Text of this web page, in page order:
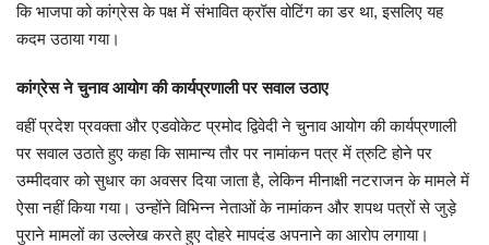
कि भाजपा को कांग्रेस के पक्ष में संभावित क्रॉस वोटिंग का डर था, इसलिए यह
कदम उठाया गया।
कांग्रेस ने चुनाव आयोग की कार्यप्रणाली पर सवाल उठाए
वहीं प्रदेश प्रवक्ता और एडवोकेट प्रमोद द्विवेदी ने चुनाव आयोग की कार्यप्रणाली
पर सवाल उठाते हुए कहा कि सामान्य तौर पर नामांकन पत्र में त्रुटि होने पर
उम्मीदवार को सुधार का अवसर दिया जाता है, लेकिन मीनाक्षी नटराजन के मामले में
ऐसा नहीं किया गया। उन्होंने विभिन्न नेताओं के नामांकन और शपथ पत्रों से जुड़े
पुराने मामलों का उल्लेख करते हुए दोहरे मापदंड अपनाने का आरोप लगाया।